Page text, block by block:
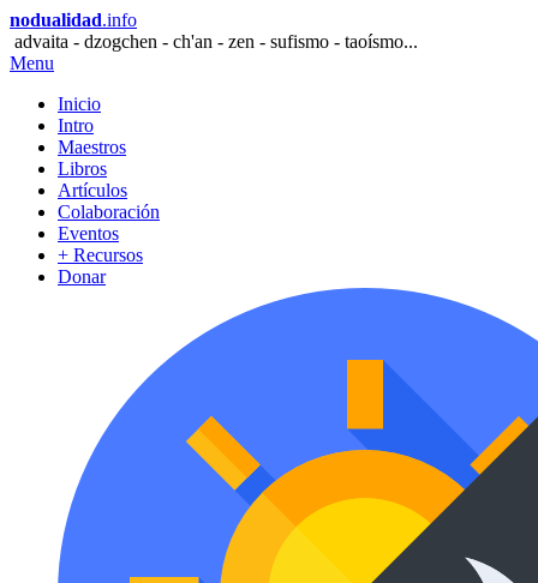
nodualidad.info
advaita - dzogchen - ch'an - zen - sufismo - taoísmo...
Menu
Inicio
Intro
Maestros
Libros
Artículos
Colaboración
Eventos
+ Recursos
Donar